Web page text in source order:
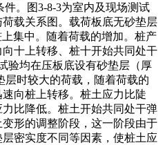
。图3-8-3为室内及现场测试
载关系图。载荷板底无砂垫层
集中。随着荷载的增加。桩产
十上转移、桩十开始共同处干
验均在压板底设有砂垫层（厚
层时较大的荷载，随着荷载的
向桩上转移。桩土应力比陡
比降低。桩土开始共同处干弹
形的调整阶段，这一阶段由于
密实度不同等因素，使桩土应